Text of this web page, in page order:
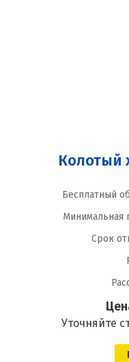
Колотый
Бесплатный
Минимальная
Срок
Уточняйте